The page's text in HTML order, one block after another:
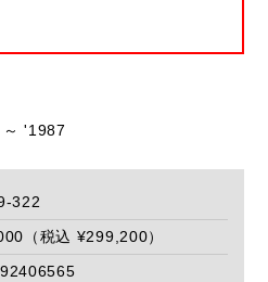
'1987
322
（税込 ¥299,200）